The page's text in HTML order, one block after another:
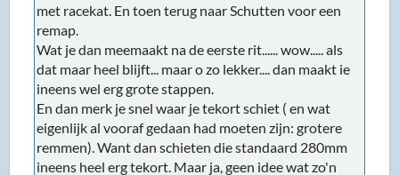
met racekat. En toen terug naar Schutten voor een
remap.
Wat je dan meemaakt na de eerste rit...... wow..... als
dat maar heel blijft... maar o zo lekker.... dan maakt ie
ineens wel erg grote stappen.
En dan merk je snel waar je tekort schiet ( en wat
eigenlijk al vooraf gedaan had moeten zijn: grotere
remmen). Want dan schieten die standaard 280mm
ineens heel erg tekort. Maar ja, geen idee wat zo'n